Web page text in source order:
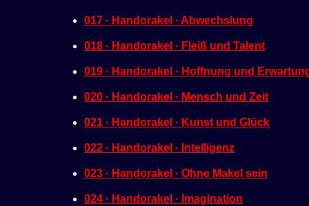
017 · Handorakel · Abwechslung
018 · Handorakel · Fleiß und Talent
019 · Handorakel · Hoffnung und
020 · Handorakel · Mensch und Zeit
021 · Handorakel · Kunst und Glück
022 · Handorakel · Intelligenz
023 · Handorakel · Ohne Makel sein
024 · Handorakel · Imagination